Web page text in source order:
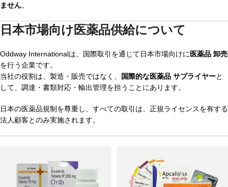
ません。
日本市場向け医薬品供給について
Oddway Internationalは、国際取引を通じて日本市場向けに 医薬品 卸売
を行う企業です。
当社の役割は、製造・販売ではなく、
国際的な医薬品 サプライヤーと
して、調達・書類対応・輸出管理を担うことにあります。
日本の医薬品規制を尊重し、すべての取引は、正規ライセンスを有する
法人顧客とのみ実施されます。